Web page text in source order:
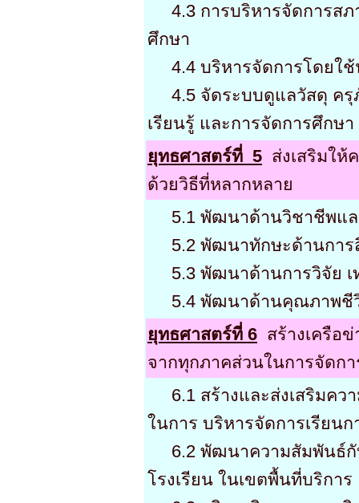
4.3 การบริหารจัดการส
ศึกษา
4.4 บริหารจัดการโดยใช้
4.5 จัดระบบดูแลวัสดุ ครุ
เรียนรู้ และการจัดการศึกษา
ยุทธศาสตร์ที่ 5 ส่งเสริมใ
ด้วยวิธีที่หลากหลาย
5.1 พัฒนาด้านวิชาชีพแล
5.2 พัฒนาทักษะด้านการ
5.3 พัฒนาด้านการวิจัย เ
5.4 พัฒนาด้านคุณภาพชี
ยุทธศาสตร์ที่ 6 สร้างเครือ
จากทุกภาคส่วนในการจัดก
6.1 สร้างและส่งเสริมคว
ในการ บริหารจัดการเรียน
6.2 พัฒนาความสัมพันธ์กั
โรงเรียน ในเขตพื้นที่บริกา